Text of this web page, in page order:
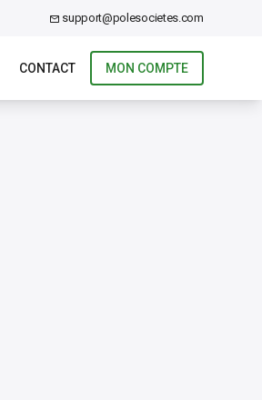
support@polesocietes.com
CONTACT MON COMPTE